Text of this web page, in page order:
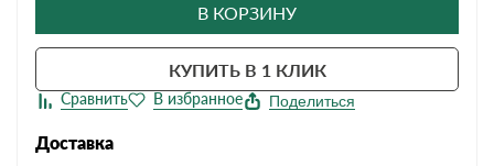
В КОРЗИНУ
КУПИТЬ В 1 КЛИК
Поделиться
Доставка